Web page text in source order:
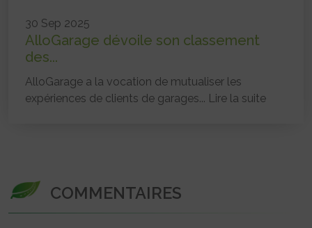
30 Sep 2025
AlloGarage dévoile son classement
des...
AlloGarage a la vocation de mutualiser les
expériences de clients de garages... Lire la suite
COMMENTAIRES